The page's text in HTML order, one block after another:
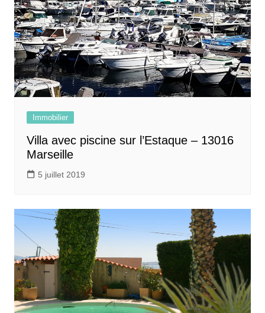
Immobilier
Villa avec piscine sur l’Estaque – 13016
Marseille
5 juillet 2019